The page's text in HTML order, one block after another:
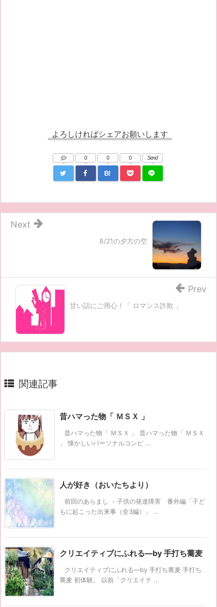
よろしければシェアお願いします
0
B!
0 0 Send
8/21の夕方の空
Next
甘い話にご用心！「 ロマンス詐欺 」
Prev
関連記事
昔ハマった物「 ＭＳＸ 」
昔ハマった物「 ＭＳＸ 」 昔ハマった物「 ＭＳＸ
」 懐かしいパーソナルコンピ ...
人が好き（おいたちより）
前回のあらまし ・子供の発達障害 番外編「子ど
もに起こった出来事（全3編）」 ...
クリエイティブにふれる―by 手打ち蕎麦
クリエイティブにふれる―by 手打ち蕎麦 手打ち
蕎麦 初体験。 以前「クリエイテ ...